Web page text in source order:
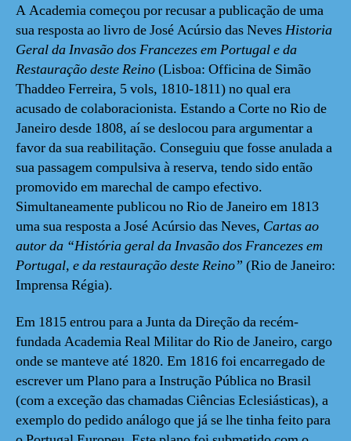
A Academia começou por recusar a publicação de uma
sua resposta ao livro de José Acúrsio das NevesHistoria
Geral da Invasão dos Francezes em Portugal e da
Restauração deste Reino(Lisboa: Officina de Simão
Thaddeo Ferreira, 5 vols, 1810-1811) no qual era
acusado de colaboracionista. Estando a Corte no Rio de
Janeiro desde 1808, aí se deslocou para argumentar a
favor da sua reabilitação. Conseguiu que fosse anulada a
sua passagem compulsiva à reserva, tendo sido então
promovido em marechal de campo efectivo.
Simultaneamente publicou no Rio de Janeiro em 1813
uma sua resposta a José Acúrsio das Neves, Cartas ao
autor da “História geral da Invasão dos Francezes em
Portugal, e da restauração deste Reino” (Rio de Janeiro:
Imprensa Régia).
Em 1815 entrou para a Junta da Direção da recém-
fundada Academia Real Militar do Rio de Janeiro, cargo
onde se manteve até 1820. Em 1816 foi encarregado de
escrever um Plano para a Instrução Pública no Brasil
(com a exceção das chamadas Ciências Eclesiásticas), a
exemplo do pedido análogo que já se lhe tinha feito para